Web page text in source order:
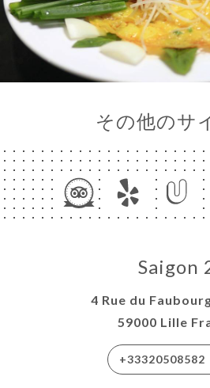
先
その他のサ
Saigon
4 Rue du
59000 Lille
+33320508582